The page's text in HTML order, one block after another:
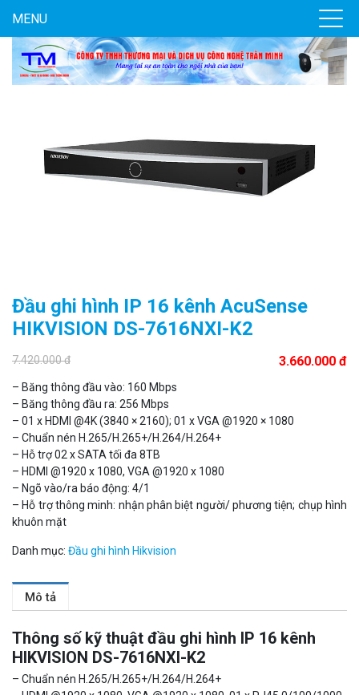
MENU
Đầu ghi hình IP 16 kênh AcuSense
HIKVISION DS-7616NXI-K2
7.420.000 đ 3.660.000 đ
– Băng thông đầu vào: 160 Mbps
– Băng thông đầu ra: 256 Mbps
– 01 x HDMI @4K (3840 × 2160); 01 x VGA @1920 × 1080
– Chuẩn nén H.265/H.265+/H.264/H.264+
– Hỗ trợ 02 x SATA tối đa 8TB
– HDMI @1920 x 1080, VGA @1920 x 1080
– Ngõ vào/ra báo động: 4/1
– Hỗ trợ thông minh: nhận phân biệt người/ phương tiện; chụp hình
khuôn mặt
Danh mục: Đầu ghi hình Hikvision
Mô tả
Thông số kỹ thuật đầu ghi hình IP 16 kênh
HIKVISION DS-7616NXI-K2
– Chuẩn nén H.265/H.265+/H.264/H.264+
Đèn năng lượng mặt trời tích hợp camera quan sát Akiko
MUA NGAY
Camera Wifi thông minh EZVIZ H6c Pro 3M 2K Tặng thẻ 64G
560.000 đ
MUA NGAY
1.670.000 đ 909.000 đ
MUA NGAY